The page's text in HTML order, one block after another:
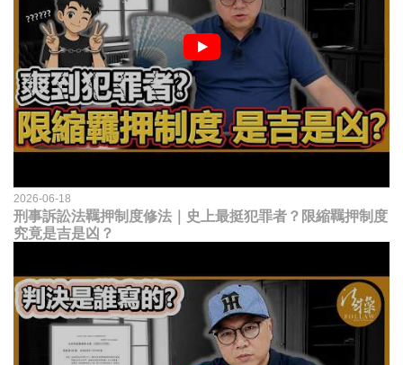
2026-06-18
刑事訴訟法羈押制度修法｜史上最挺犯罪者？限縮羈押制度
究竟是吉是凶？